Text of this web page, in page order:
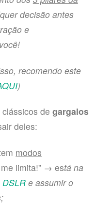
decisão antes
e
recomendo este
)
de gargalos
deles:
modos
limita!” → está na
DSLR e assumir o